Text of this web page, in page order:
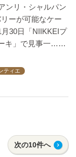
ンリ・シャルパン
ーが可能なケー
30日「NIIKKEIプ
キ」で見事一
ティエ
次の10件へ